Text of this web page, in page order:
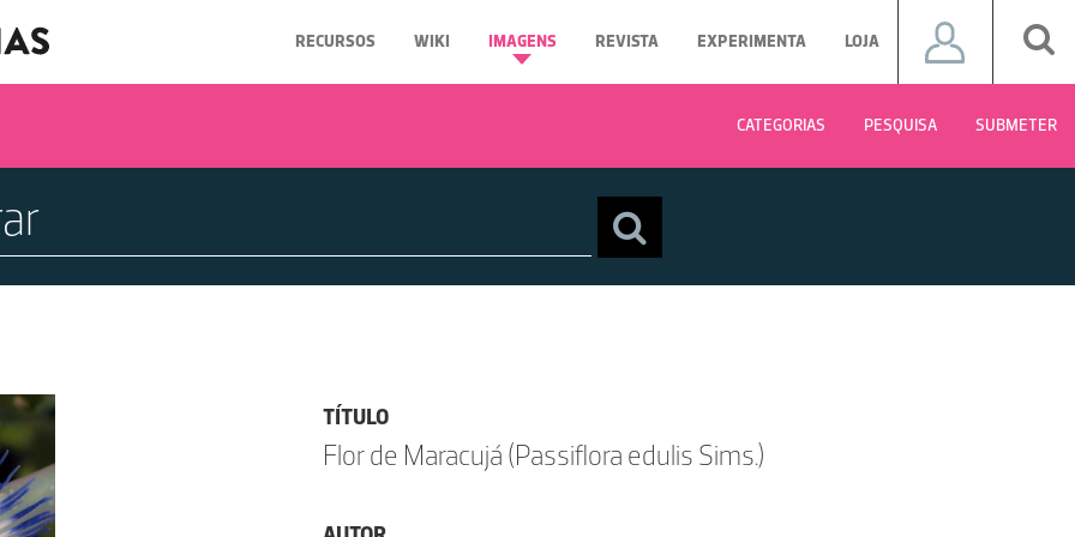
RECURSOS WIKI IMAGENS REVISTA EXPERIMENTA LOJA
CATEGORIAS PESQUISA SUBMETER
TÍTULO
Flor de Maracujá (Passiflora edulis Sims.)